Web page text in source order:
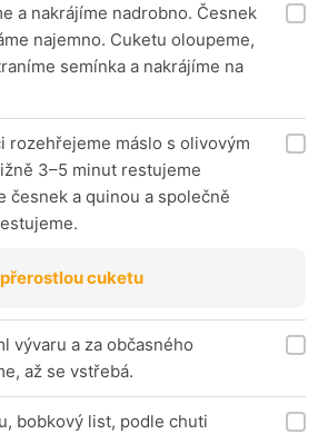
a nakrájíme nadrobno. Česnek
najemno. Cuketu oloupeme,
semínka a nakrájíme na
rozehřejeme máslo s olivovým
3–5 minut restujeme
česnek a quinou a společně
cuketu
vývaru a za občasného
až se vstřebá.
bobkový list, podle chuti